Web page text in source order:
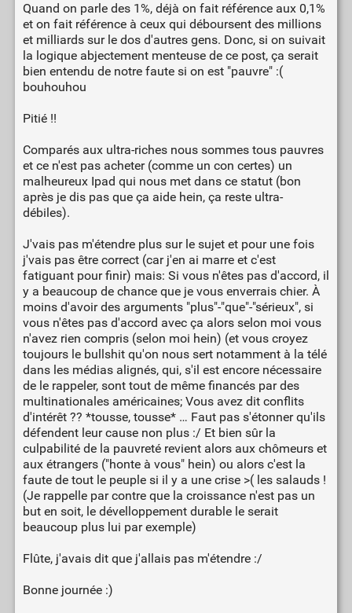
Quand on parle des 1%, déjà on fait référence aux 0,1%
et on fait référence à ceux qui déboursent des millions
et milliards sur le dos d'autres gens. Donc, si on suivait
la logique abjectement menteuse de ce post, ça serait
bien entendu de notre faute si on est "pauvre" :(
bouhouhou
Pitié !!
Comparés aux ultra-riches nous sommes tous pauvres
et ce n'est pas acheter (comme un con certes) un
malheureux Ipad qui nous met dans ce statut (bon
après je dis pas que ça aide hein, ça reste ultra-
débiles).
J'vais pas m'étendre plus sur le sujet et pour une fois
j'vais pas être correct (car j'en ai marre et c'est
fatiguant pour finir) mais: Si vous n'êtes pas d'accord, il
y a beaucoup de chance que je vous enverrais chier. À
moins d'avoir des arguments "plus"-"que"-"sérieux", si
vous n'êtes pas d'accord avec ça alors selon moi vous
n'avez rien compris (selon moi hein) (et vous croyez
toujours le bullshit qu'on nous sert notamment à la télé
dans les médias alignés, qui, s'il est encore nécessaire
de le rappeler, sont tout de même financés par des
multinationales américaines; Vous avez dit conflits
d'intérêt ?? *tousse, tousse* … Faut pas s'étonner qu'ils
défendent leur cause non plus :/ Et bien sûr la
culpabilité de la pauvreté revient alors aux chômeurs et
aux étrangers ("honte à vous" hein) ou alors c'est la
faute de tout le peuple si il y a une crise >( les salauds !
(Je rappelle par contre que la croissance n'est pas un
but en soit, le dévelloppement durable le serait
beaucoup plus lui par exemple)
Flûte, j'avais dit que j'allais pas m'étendre :/
Bonne journée :)